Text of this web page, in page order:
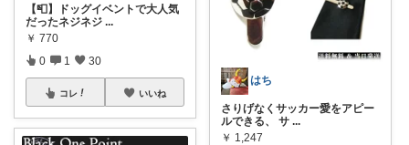
【📮】ドッグイベントで大人気
だったネジネジ ...
￥ 770
0 1 30
コレ いいね
はち
さりげなくサッカー愛をアピー
ルできる、 サ ...
￥ 1,247